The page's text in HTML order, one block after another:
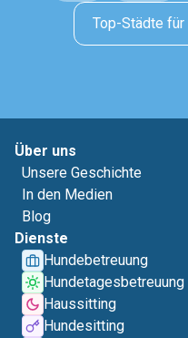
Top-Städte für
Über uns
Unsere Geschichte
In den Medien
Blog
Dienste
Hundebetreuung
Hundetagesbetreuung
Haussitting
Hundesitting